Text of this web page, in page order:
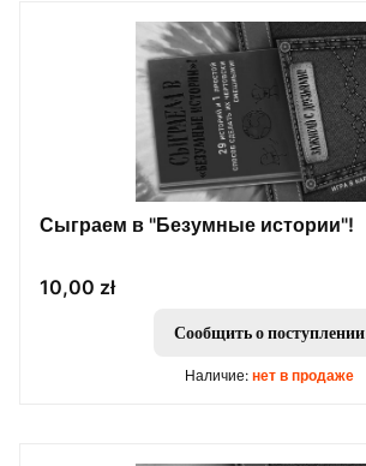
Сыграем в "Безумные истории"!
Цена
10,00 zł
Сообщить о поступлении
Наличие: нет в продаже